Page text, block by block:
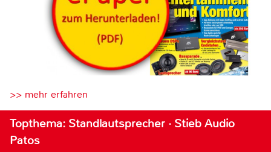
>> mehr erfahren
Topthema: Standlautsprecher · Stieb Audio
Patos